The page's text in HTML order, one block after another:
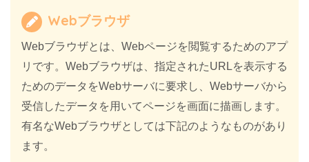
Webブラウザ
Webブラウザとは、Webページを閲覧するためのアプ
リです。Webブラウザは、指定されたURLを表示する
ためのデータをWebサーバに要求し、Webサーバから
受信したデータを用いてページを画面に描画します。
有名なWebブラウザとしては下記のようなものがあり
ます。